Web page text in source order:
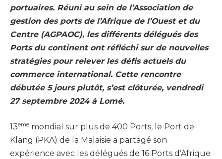
portuaires. Réuni au sein de l’Association de
gestion des ports de l’Afrique de l’Ouest et du
Centre (AGPAOC), les différents délégués des
Ports du continent ont réfléchi sur de nouvelles
stratégies pour relever les défis actuels du
commerce international. Cette rencontre
débutée 5 jours plutôt, s’est clôturée, vendredi
27 septembre 2024 à Lomé.
13ème mondial sur plus de 400 Ports, le Port de
Klang (PKA) de la Malaisie a partagé son
expérience avec les délégués de 16 Ports d’Afrique